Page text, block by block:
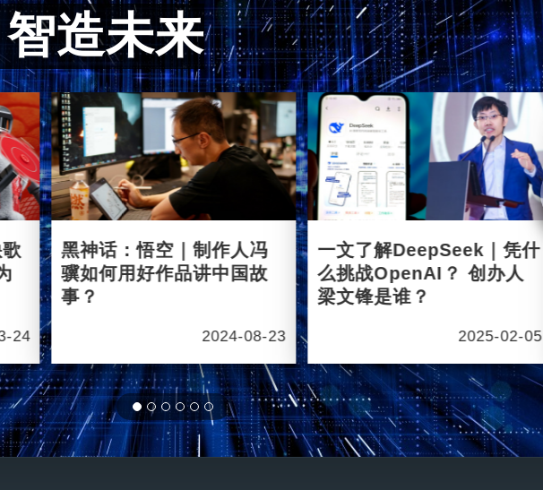
造未来
24
黑神话：悟空｜制作人冯
骥如何用好作品讲中国故
事？
2024-08-23
一文了解DeepSeek｜凭什
么挑战OpenAI？ 创办人
梁文锋是谁？
2025-02-05